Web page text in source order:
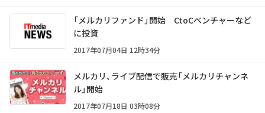
「メルカリファンド」開始 CtoCベンチャーなど
に投資
2017年07月04日 12時34分
メルカリ、ライブ配信で販売「メルカリチャンネ
ル」開始
2017年07月18日 03時08分